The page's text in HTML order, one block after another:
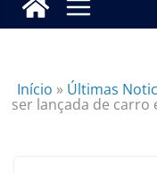
Início » Últimas
ser lançada de carro